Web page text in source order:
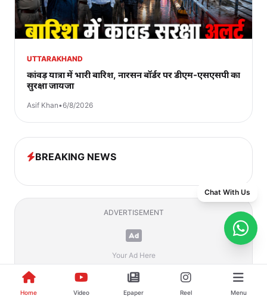
UTTARAKHAND
कांवड़ यात्रा में भारी बारिश, नारसन बॉर्डर पर डीएम-एसएसपी का
सुरक्षा जायजा
Asif Khan•6/8/2026
BREAKING NEWS
ADVERTISEMENT
Your Ad Here
Home Video Epaper Reel Menu
Chat With Us